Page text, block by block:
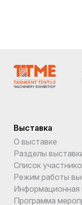
Выставка
О выставке
Разделы
Список
Режим работы
Программа